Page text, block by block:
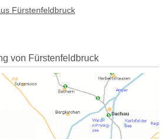
Fürstenfeldbruck
von Fürstenfeldbruck